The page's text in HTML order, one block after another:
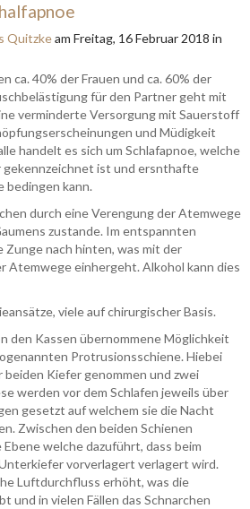
Quitzkeam Freitag, 16 Februar 2018 in
ca. 40% der Frauen und ca. 60% der
für den Partner geht mit
verminderte Versorgung mit Sauerstoff
und Müdigkeit
handelt es sich um Schlafapnoe, welche
gekennzeichnet ist und ersnthafte
bedingen kann.
durch eine Verengung der Atemwege
zustande. Im entspannten
Zunge nach hinten, was mit der
Atemwege einhergeht. Alkohol kann dies
viele auf chirurgischer Basis.
den Kassen übernommene Möglichkeit
Protrusionsschiene. Hiebei
Kiefer genommen und zwei
werden vor dem Schlafen jeweils über
gesetzt auf welchem sie die Nacht
Zwischen den beiden Schienen
welche dazuführt, dass beim
vorverlagert verlagert wird.
Luftdurchfluss erhöht, was die
und in vielen Fällen das Schnarchen